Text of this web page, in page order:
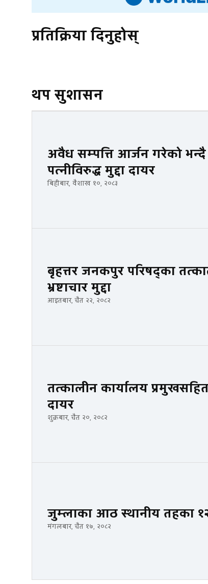
प्रतिक्रिया दिनुहोस्
थप सुशासन
अवैध सम्पत्ति आर्जन गरेको
पत्नीविरुद्ध मुद्दा दायर
बिहीबार, वैशाख १०, २०८३
बृहत्तर जनकपुर परिषद्का
भ्रष्टाचार मुद्दा
आइतबार, चैत २२, २०८२
तत्कालीन कार्यालय प्रमुखसहित
दायर
शुक्रबार, चैत २०, २०८२
जुम्लाका आठ स्थानीय तहका
मंगलबार, चैत १७, २०८२